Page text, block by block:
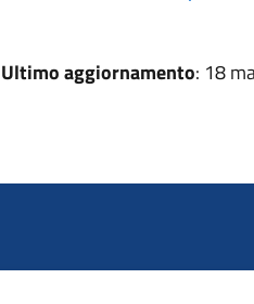
Ultimo aggiornamento: 18